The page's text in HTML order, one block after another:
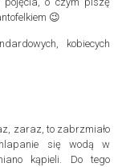
😉
kobiecych
zaraz, to zabrzmiało
się wodą w
kąpieli. Do tego